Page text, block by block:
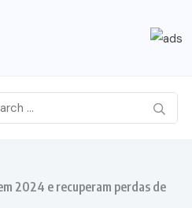
2024 e recuperam perdas de